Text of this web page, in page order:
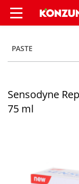
PASTE
Sensodyne
75 ml